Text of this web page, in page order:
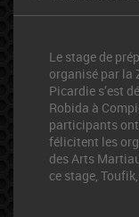
Le stage de
organisé par la
Picardie s’est
Robida à
participants
félicitent les
des Arts
ce stage,